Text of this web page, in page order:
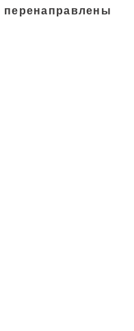
перенаправлены